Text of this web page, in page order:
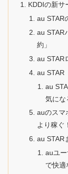
KDDIの新サ
au STAR
au STAR
約」
au STAR
au STAR
au
気にな
auのスマ
より稼ぐ！
au STAR
auユ
で快適